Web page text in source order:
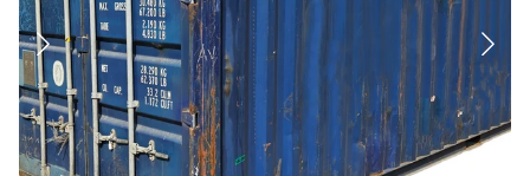
Realizacje
Wycena